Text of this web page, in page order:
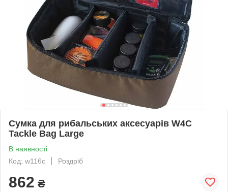
Сумка для рибальських аксесуарів W4C
Tackle Bag Large
В наявності
Код: w116c
Роздріб
862 ₴